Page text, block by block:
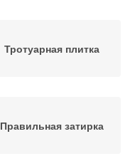
Тротуарная плитка
Правильная затирка